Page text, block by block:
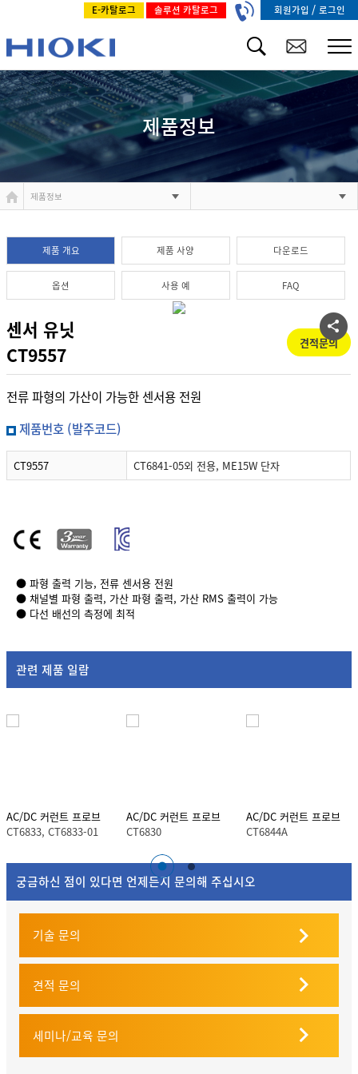
E-카탈로그 솔루션 카탈로그 회원가입 / 로그인
제품정보
제품정보
센서 유닛
CT9557
견적문의
전류 파형의 가산이 가능한 센서용 전원
제품 개요 제품 사양 다운로드
옵션 사용 예 FAQ
제품번호 (발주코드)
CT9557 CT6841-05외 전용, ME15W 단자
● 파형 출력 기능, 전류 센서용 전원
● 채널별 파형 출력, 가산 파형 출력, 가산 RMS 출력이 가능
● 다선 배선의 측정에 최적
관련 제품 일람
AC/DC 커런트 프로브
CT6833, CT6833-01
AC/DC 커런트 프로브
CT6830
AC/DC 커런트 프로브
CT6844A
궁금하신 점이 있다면 언제든지 문의해 주십시오
기술 문의
견적 문의
세미나/교육 문의